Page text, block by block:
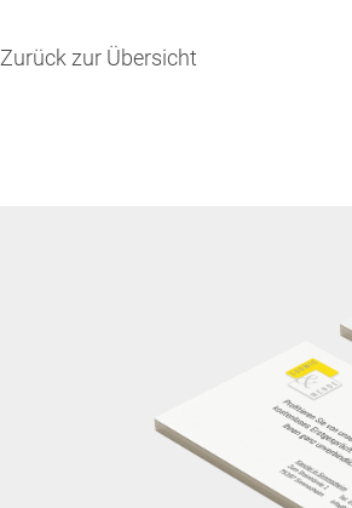
Zurück zur Übersicht